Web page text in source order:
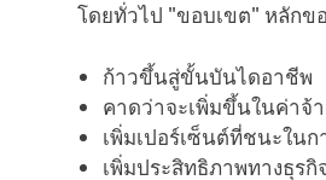
โดยทั่วไป "ขอบเขต" หลักข
ก้าวขึ้นสู่ขั้นบันไดอาชีพ
คาดว่าจะเพิ่มขึ้นในค่าจ้า
เพิ่มเปอร์เซ็นต์ที่ชนะใน
เพิ่มประสิทธิภาพทางธุรกิ